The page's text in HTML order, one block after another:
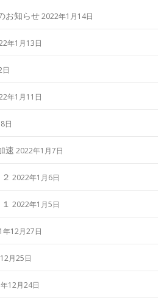
お知らせ2022年1月14日
年1月13日
年1月11日
日
速 2022年1月7日
2022年1月6日
2022年1月5日
年12月27日
月25日
12月24日